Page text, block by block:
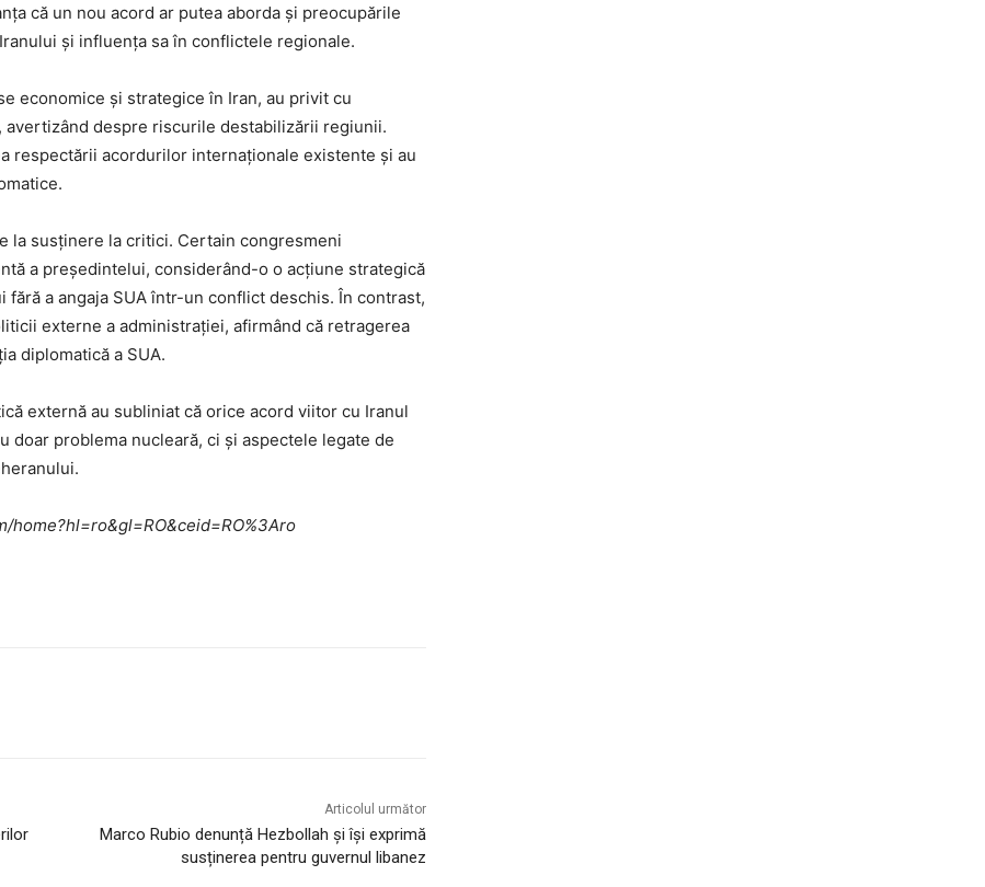
că un nou acord ar putea aborda și preocupările
și influența sa în conflictele regionale.
economice și strategice în Iran, au privit cu
despre riscurile destabilizării regiunii.
respectării acordurilor internaționale existente și au
la susținere la critici. Certain congresmeni
a președintelui, considerând-o o acțiune strategică
a angaja SUA într-un conflict deschis. În contrast,
externe a administrației, afirmând că retragerea
diplomatică a SUA.
externă au subliniat că orice acord viitor cu Iranul
doar problema nucleară, ci și aspectele legate de
Articolul următor
Marco Rubio denunță Hezbollah și își exprimă
susținerea pentru guvernul libanez